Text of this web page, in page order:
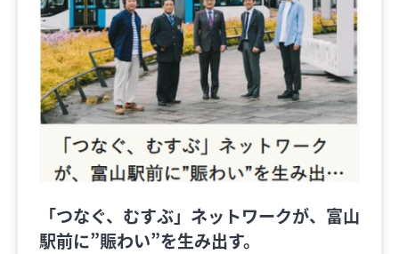
「つなぐ、むすぶ」ネットワークが、富山
駅前に”賑わい”を生み出す。